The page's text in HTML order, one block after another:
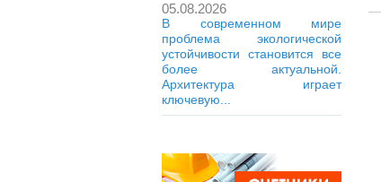
05.08.2026
В современном мире
проблема экологической
устойчивости становится все
более актуальной.
Архитектура играет
ключевую...